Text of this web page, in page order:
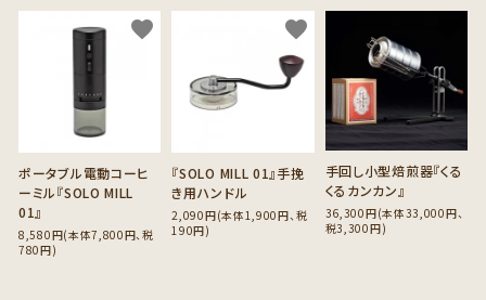
ポータブル電動コーヒ
ーミル『SOLO MILL
01』
8,580円(本体7,800円、税
780円)
favorite
『SOLO MILL 01』手挽
き用ハンドル
2,090円(本体1,900円、税
190円)
favorite
手回し小型焙煎器『くる
くるカンカン』
36,300円(本体33,000円、
税3,300円)